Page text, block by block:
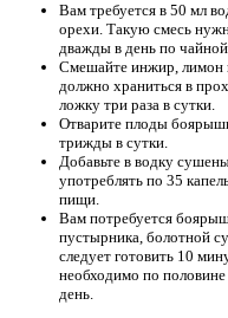
Вам требуется в 50 мл
орехи. Такую смесь
дважды в день по
Смешайте инжир, лимон
должно храниться в
ложку три раза в сутки.
Отварите плоды
трижды в сутки.
Добавьте в водку
употреблять по 35
пищи.
Вам потребуется
пустырника, болотной
следует готовить 10
необходимо по половине
день.